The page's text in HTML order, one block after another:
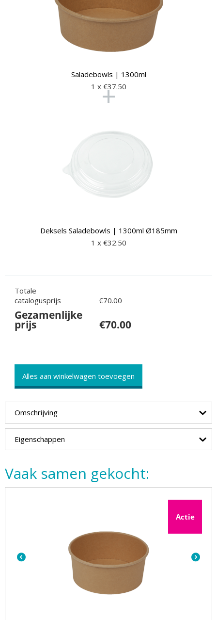
Saladebowls | 1300ml
1 x €37.50
+
Deksels Saladebowls | 1300ml Ø185mm
1 x €32.50
Totale
catalogusprijs
€70.00
Gezamenlijke
prijs €70.00
Alles aan winkelwagen toevoegen
Omschrijving
Eigenschappen
Vaak samen gekocht:
Actie